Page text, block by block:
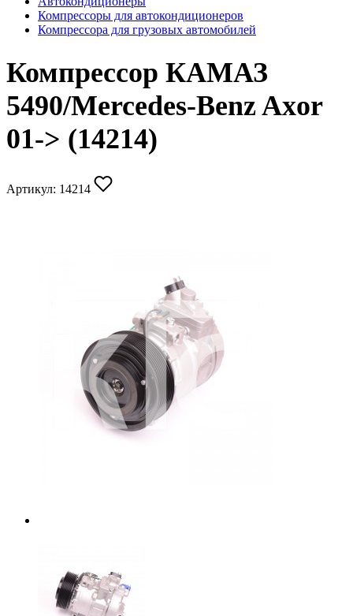
Компрессоры для автокондиционеров
Компрессора для грузовых автомобилей
Компрессор КАМАЗ
5490/Mercedes-Benz Axor
01-> (14214)
Артикул: 14214